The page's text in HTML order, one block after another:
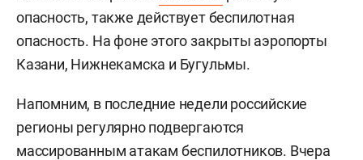
опасность, также действует беспилотная
опасность. На фоне этого закрыты аэропорты
Казани, Нижнекамска и Бугульмы.
Напомним, в последние недели российские
регионы регулярно подвергаются
массированным атакам беспилотников. Вчера